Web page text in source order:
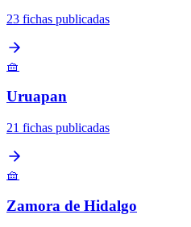
23 fichas publicadas
🧺
Uruapan
21 fichas publicadas
🧺
Zamora de Hidalgo